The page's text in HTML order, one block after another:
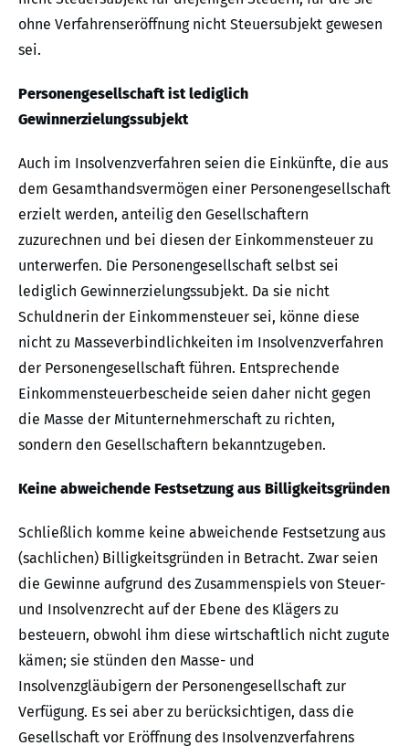
ohne Verfahrenseröffnung nicht Steuersubjekt gewesen
sei.
Personengesellschaft ist lediglich
Gewinnerzielungssubjekt
Auch im Insolvenzverfahren seien die Einkünfte, die aus
dem Gesamthandsvermögen einer Personengesellschaft
erzielt werden, anteilig den Gesellschaftern
zuzurechnen und bei diesen der Einkommensteuer zu
unterwerfen. Die Personengesellschaft selbst sei
lediglich Gewinnerzielungssubjekt. Da sie nicht
Schuldnerin der Einkommensteuer sei, könne diese
nicht zu Masseverbindlichkeiten im Insolvenzverfahren
der Personengesellschaft führen. Entsprechende
Einkommensteuerbescheide seien daher nicht gegen
die Masse der Mitunternehmerschaft zu richten,
sondern den Gesellschaftern bekanntzugeben.
Keine abweichende Festsetzung aus Billigkeitsgründen
Schließlich komme keine abweichende Festsetzung aus
(sachlichen) Billigkeitsgründen in Betracht. Zwar seien
die Gewinne aufgrund des Zusammenspiels von Steuer-
und Insolvenzrecht auf der Ebene des Klägers zu
besteuern, obwohl ihm diese wirtschaftlich nicht zugute
kämen; sie stünden den Masse- und
Insolvenzgläubigern der Personengesellschaft zur
Verfügung. Es sei aber zu berücksichtigen, dass die
Gesellschaft vor Eröffnung des Insolvenzverfahrens